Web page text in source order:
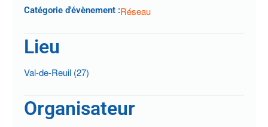
Catégorie d'évènement :Réseau
Lieu
Val-de-Reuil (27)
Organisateur